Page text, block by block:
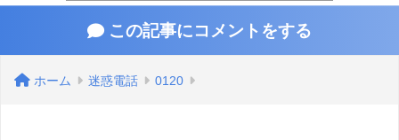
この記事にコメントをする
ホーム 迷惑電話 0120